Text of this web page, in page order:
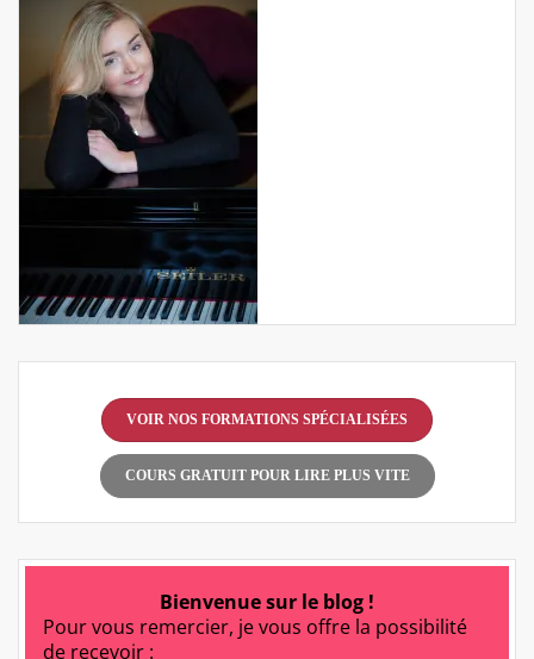
VOIR NOS FORMATIONS SPÉCIALISÉES
COURS GRATUIT POUR LIRE PLUS VITE